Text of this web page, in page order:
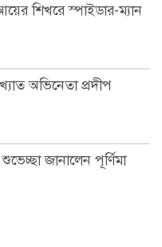
শিখরে স্পাইডার-ম্যান
অভিনেতা প্রদীপ
জানালেন পূর্ণিমা